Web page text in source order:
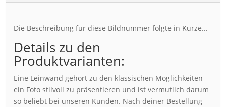
Die Beschreibung für diese Bildnummer folgte in Kürze...
Details zu den
Produktvarianten:
Eine Leinwand gehört zu den klassischen Möglichkeiten
ein Foto stilvoll zu präsentieren und ist vermutlich darum
so beliebt bei unseren Kunden. Nach deiner Bestellung